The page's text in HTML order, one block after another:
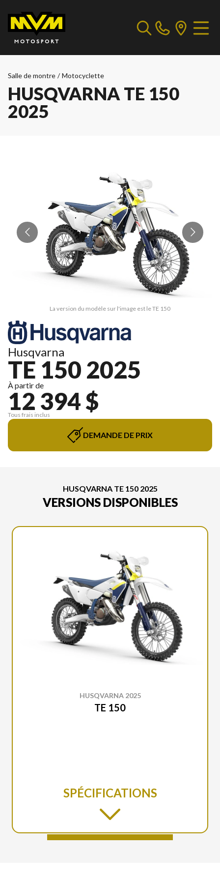
Salle de montre / Motocyclette
HUSQVARNA TE 150
2025
La version du modèle sur l'image est le TE 150
Husqvarna
TE 150 2025
À partir de
12 394 $
Tous frais inclus
DEMANDE DE PRIX
HUSQVARNA TE 150 2025
VERSIONS DISPONIBLES
HUSQVARNA 2025
TE 150
SPÉCIFICATIONS